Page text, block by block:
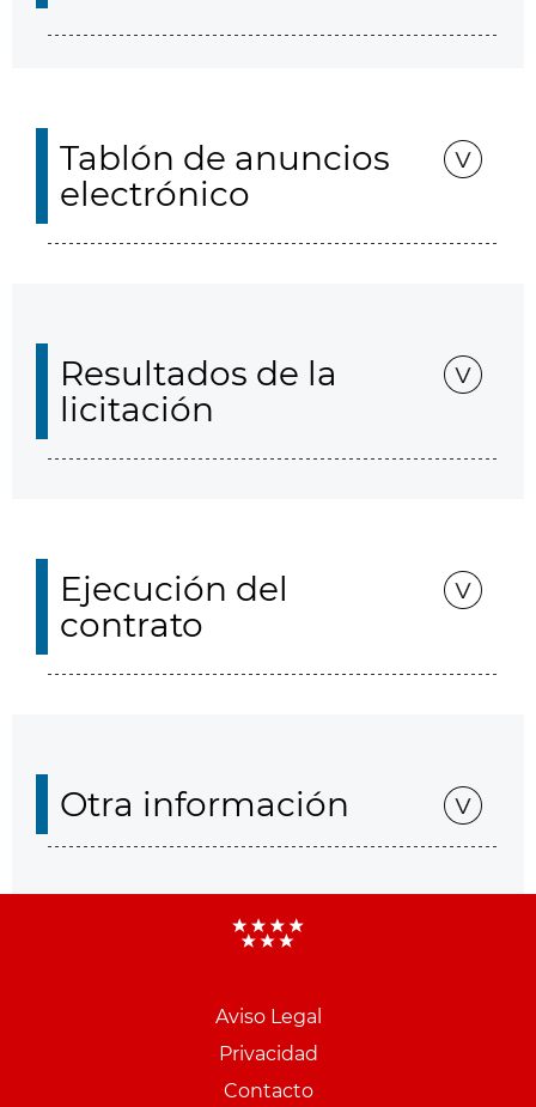
Tablón de anuncios
electrónico
Resultados de la
licitación
Ejecución del
contrato
Otra información
Aviso Legal
Privacidad
Contacto